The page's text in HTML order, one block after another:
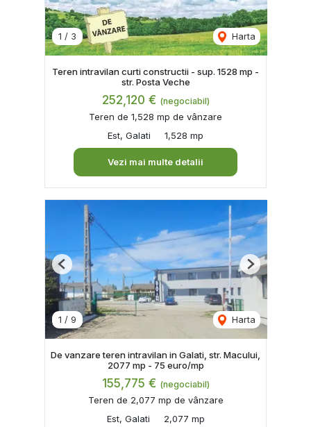
1 / 3 Harta
Teren intravilan curti constructii - sup. 1528 mp -
str. Posta Veche
252,120 € (negociabil)
Teren de 1,528 mp de vânzare
Est, Galati
1,528 mp
Vezi mai multe detalii
1 / 9 Harta
Previous Next
De vanzare teren intravilan in Galati, str. Macului,
2077 mp - 75 euro/mp
155,775 € (negociabil)
Teren de 2,077 mp de vânzare
Est, Galati
2,077 mp